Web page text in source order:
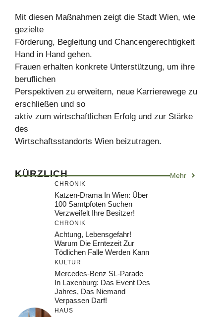
Mit diesen Maßnahmen zeigt die Stadt Wien, wie
gezielte
Förderung, Begleitung und Chancengerechtigkeit
Hand in Hand gehen.
Frauen erhalten konkrete Unterstützung, um ihre
beruflichen
Perspektiven zu erweitern, neue Karrierewege zu
erschließen und so
aktiv zum wirtschaftlichen Erfolg und zur Stärke
des
Wirtschaftsstandorts Wien beizutragen.
KÜRZLICH Mehr
CHRONIK
Katzen-Drama In Wien: Über
100 Samtpfoten Suchen
Verzweifelt Ihre Besitzer!
CHRONIK
Achtung, Lebensgefahr!
Warum Die Erntezeit Zur
Tödlichen Falle Werden Kann
KULTUR
Mercedes-Benz SL-Parade
In Laxenburg: Das Event Des
Jahres, Das Niemand
Verpassen Darf!
HAUS